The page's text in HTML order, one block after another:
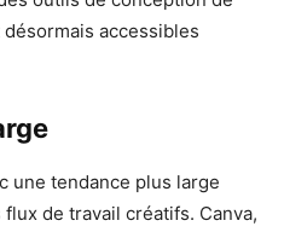
accessibles
une tendance plus large
flux de travail créatifs. Canva,